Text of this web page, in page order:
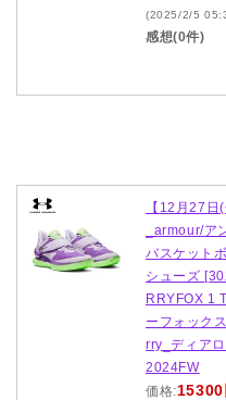
(2025/2/5
感想(0件)
【12月27
_armour/ア
バスケット
シューズ
RRYFOX 1
ーフォック
rry_ディア
2024FW
価格:15300